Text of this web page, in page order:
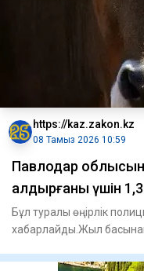
https://kaz.zakon.kz
08 Тамыз 2026 10:59
Павлодар
қалдырғаны үшін
Бұл туралы өңірлік
хабарлайды.Жыл